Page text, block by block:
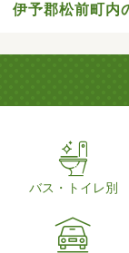
伊予郡松前町内
バス・トイレ別